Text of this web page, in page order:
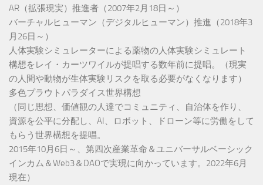
AR（拡張現実）推進者（2007年2月18日～）
バーチャルヒューマン（デジタルヒューマン）推進（2018年3
月26日～）
人体実験シミュレーターによる薬物の人体実験シミュレート
構想をレイ・カーツワイルが提唱する数年前に提唱。（現実
の人間や動物が生体実験リスクを取る必要がなくなります）
多色プラウトパラダイス世界構想
（同じ思想、価値観の人達でコミュニティ、自治体を作り、
資源を公平に分配し、AI、ロボット、ドローン等に労働をして
もらう世界構想を提唱。
2015年10月6日～、第四次産業革命＆ユニバーサルベーシック
インカム＆Web3＆DAOで実現に向かっています。2022年6月
現在）